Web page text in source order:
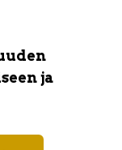
ja